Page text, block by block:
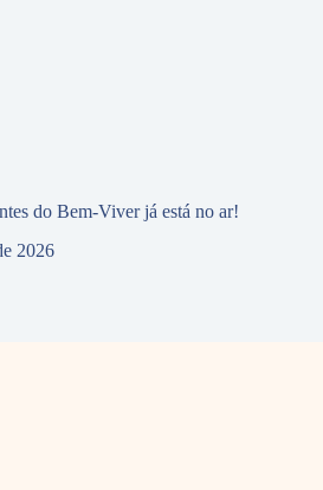
do Bem-Viver já está no ar!
2026